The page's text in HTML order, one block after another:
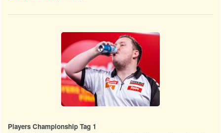
Players Championship Tag 1